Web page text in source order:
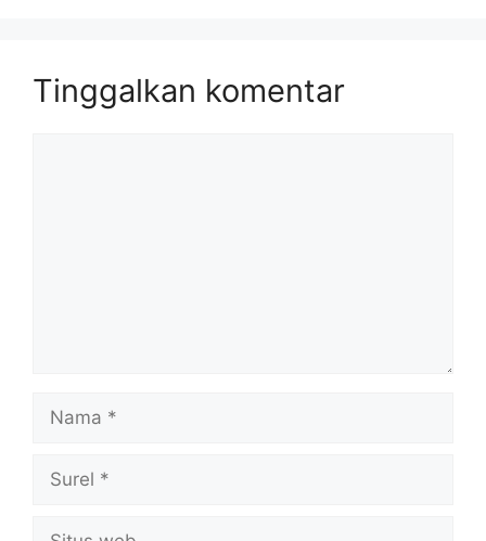
Tinggalkan komentar
Nama
Surel
Situs